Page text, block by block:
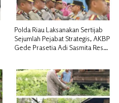
Polda Riau Laksanakan Sertijab
Sejumlah Pejabat Strategis, AKBP
Gede Prasetia Adi Sasmita Resmi